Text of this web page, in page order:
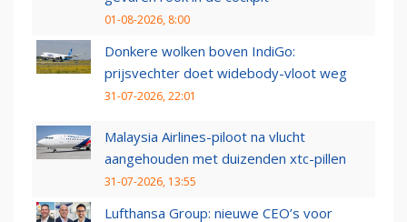
01-08-2026, 8:00
Donkere wolken boven IndiGo:
prijsvechter doet widebody-vloot weg
31-07-2026, 22:01
Malaysia Airlines-piloot na vlucht
aangehouden met duizenden xtc-pillen
31-07-2026, 13:55
Lufthansa Group: nieuwe CEO’s voor